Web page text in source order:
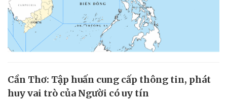
Cần Thơ: Tập huấn cung cấp thông tin, phát
huy vai trò của Người có uy tín